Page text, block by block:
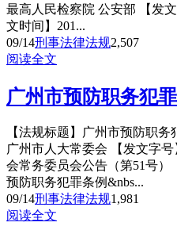
最高人民检察院 公安部 【发
文时间】201...
09/14刑事法律法规2,507
阅读全文
广州市预防职务犯
【法规标题】广州市预防职
广州市人大常委会 【发文字
会常务委员会公告（第51号）
预防职务犯罪条例&nbs...
09/14刑事法律法规1,981
阅读全文